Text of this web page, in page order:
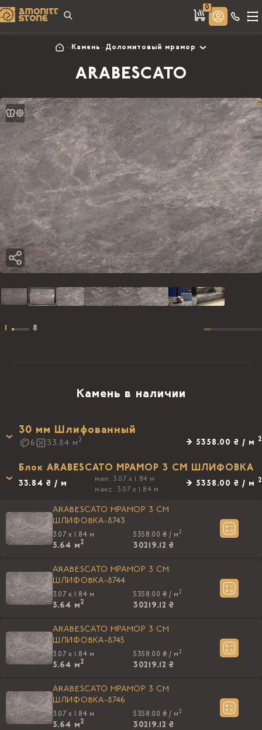
0
Камень Доломитовый мрамор
ARABESCATO
1 8
Камень в наличии
30 мм Шлифованный
6 33.84 м2 → 5358.00 ₴ / м 2
Блок ARABESCATO МРАМОР 3 CM ШЛИФОВКА
33.84 ₴ / м
мин. 3.07 x 1.84 м
макс. 3.07 x 1.84 м
→ 5358.00 ₴ / м 2
ARABESCATO МРАМОР 3 CM
ШЛИФОВКА-8743
3.07 x 1.84 м
5.64 м2
5358.00 ₴ / м 2
30219.12 ₴
ARABESCATO МРАМОР 3 CM
ШЛИФОВКА-8744
3.07 x 1.84 м
5.64 м2
5358.00 ₴ / м 2
30219.12 ₴
ARABESCATO МРАМОР 3 CM
ШЛИФОВКА-8745
3.07 x 1.84 м
5.64 м2
5358.00 ₴ / м 2
30219.12 ₴
ARABESCATO МРАМОР 3 CM
ШЛИФОВКА-8746
3.07 x 1.84 м
5.64 м2
5358.00 ₴ / м 2
30219.12 ₴